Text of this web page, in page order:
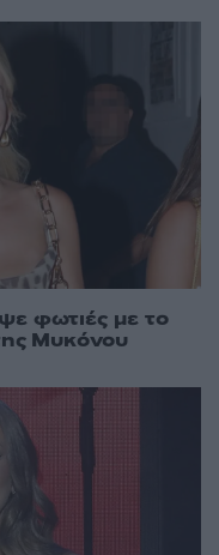
φωτιές με το
Μυκόνου